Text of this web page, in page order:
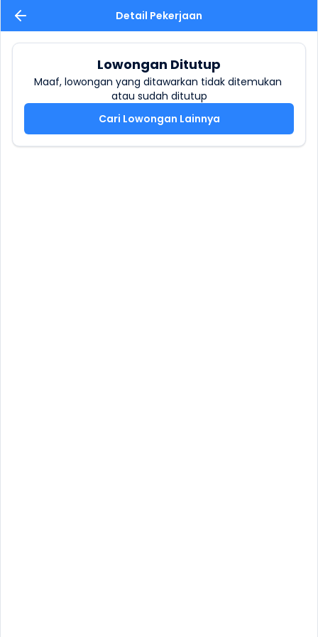
Detail Pekerjaan
Lowongan Ditutup
Maaf, lowongan yang ditawarkan tidak ditemukan
atau sudah ditutup
Cari Lowongan Lainnya